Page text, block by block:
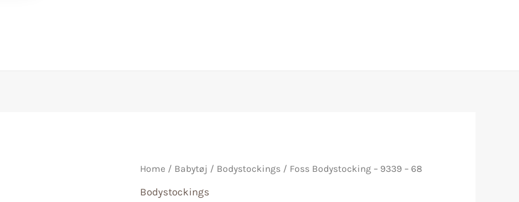
Home / Babytøj / Bodystockings / Foss Bodystocking – 9339 – 68
Bodystockings